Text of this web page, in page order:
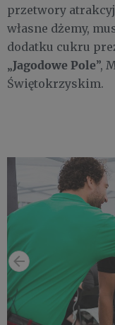
przetwory
własne dżemy,
dodatku cukru
„Jagodowe Pole”,
Świętokrzyskim.